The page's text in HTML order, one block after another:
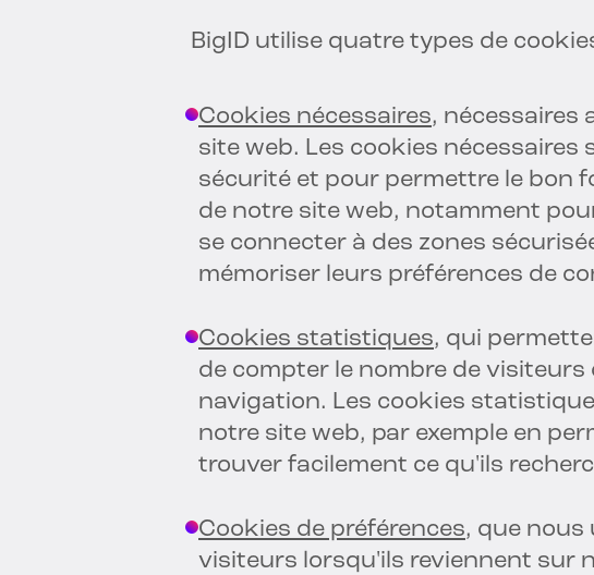
BigID utilise quatre types de
Cookies nécessaires, nécessaires
site web. Les cookies nécessaires
sécurité et pour permettre le bon
de notre site web, notamment
se connecter à des zones
mémoriser leurs préférences de
Cookies statistiques, qui
de compter le nombre de
navigation. Les cookies
notre site web, par exemple en
trouver facilement ce qu'ils
Cookies de préférences, que nous
visiteurs lorsqu'ils reviennent sur